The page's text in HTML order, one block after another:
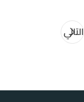
التالي